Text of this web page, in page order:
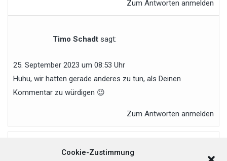
Cookie-Zustimmung
Zum Antworten anmelden
Timo Schadt sagt:
25. September 2023 um 08:53 Uhr
Huhu, wir hatten gerade anderes zu tun, als Deinen
Kommentar zu würdigen 😉
Zum Antworten anmelden
Hartwig Braun sagt: